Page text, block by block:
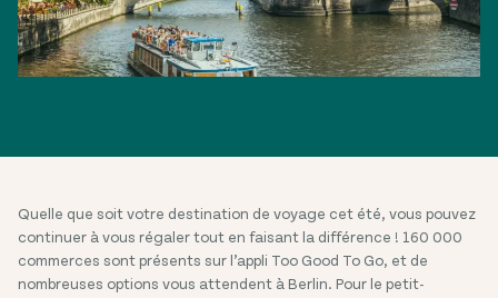
Quelle que soit votre destination de voyage cet été, vous pouvez
continuer à vous régaler tout en faisant la différence ! 160 000
commerces sont présents sur l’appli Too Good To Go, et de
nombreuses options vous attendent à Berlin. Pour le petit-